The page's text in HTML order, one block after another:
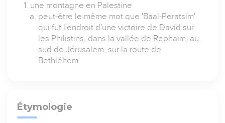
une montagne en Palestine
peut-être le même mot que 'Baal-Peratsim'
qui fut l'endroit d'une victoire de David sur
les Philistins, dans la vallée de Rephaïm, au
sud de Jérusalem, sur la route de
Bethléhem
Étymologie